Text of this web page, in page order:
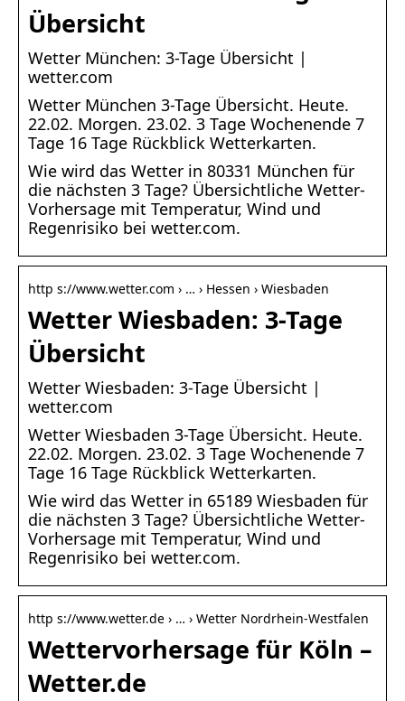
Übersicht
Wetter München: 3-Tage Übersicht |
wetter.com
Wetter München 3-Tage Übersicht. Heute.
22.02. Morgen. 23.02. 3 Tage Wochenende 7
Tage 16 Tage Rückblick Wetterkarten.
Wie wird das Wetter in 80331 München für
die nächsten 3 Tage? Übersichtliche Wetter-
Vorhersage mit Temperatur, Wind und
Regenrisiko bei wetter.com.
http s://www.wetter.com › … › Hessen › Wiesbaden
Wetter Wiesbaden: 3-Tage
Übersicht
Wetter Wiesbaden: 3-Tage Übersicht |
wetter.com
Wetter Wiesbaden 3-Tage Übersicht. Heute.
22.02. Morgen. 23.02. 3 Tage Wochenende 7
Tage 16 Tage Rückblick Wetterkarten.
Wie wird das Wetter in 65189 Wiesbaden für
die nächsten 3 Tage? Übersichtliche Wetter-
Vorhersage mit Temperatur, Wind und
Regenrisiko bei wetter.com.
http s://www.wetter.de › … › Wetter Nordrhein-Westfalen
Wettervorhersage für Köln –
Wetter.de